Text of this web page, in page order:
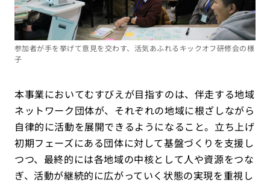
参加者が手を挙げて意見を交わす、活気あふれるキックオフ研修会の様
子
本事業においてむすびえが目指すのは、伴走する地域
ネットワーク団体が、それぞれの地域に根ざしながら
自律的に活動を展開できるようになること。立ち上げ
初期フェーズにある団体に対して基盤づくりを支援し
つつ、最終的には各地域の中核として人や資源をつな
ぎ、活動が継続的に広がっていく状態の実現を重視し